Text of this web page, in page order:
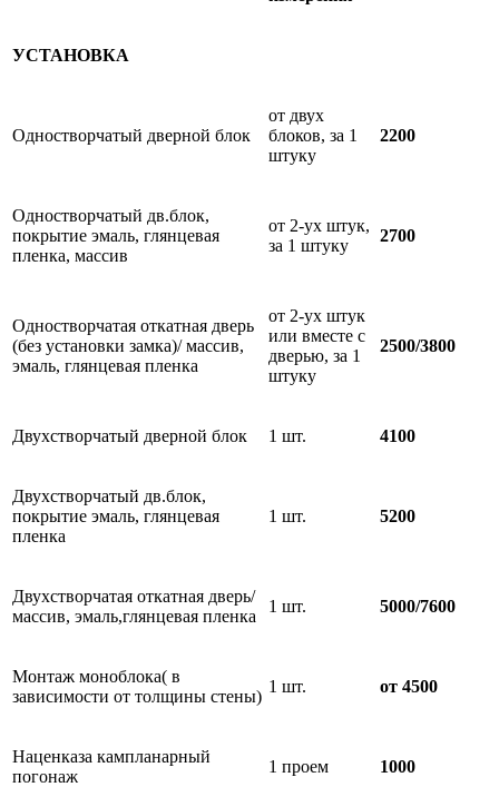
УСТАНОВКА
Одностворчатый дверной блок
от двух
блоков, за 1
штуку
2200
Одностворчатый дв.блок,
покрытие эмаль, глянцевая
пленка, массив
от 2-ух штук,
за 1 штуку
2700
Одностворчатая откатная дверь
(без установки замка)/ массив,
эмаль, глянцевая пленка
от 2-ух штук
или вместе с
дверью, за 1
штуку
2500/3800
Двухстворчатый дверной блок 1 шт. 4100
Двухстворчатый дв.блок,
покрытие эмаль, глянцевая
пленка
1 шт. 5200
Двухстворчатая откатная дверь/
массив, эмаль,глянцевая пленка
1 шт. 5000/7600
Монтаж моноблока( в
зависимости от толщины стены)
1 шт. от 4500
Наценказа кампланарный
погонаж
1 проем 1000